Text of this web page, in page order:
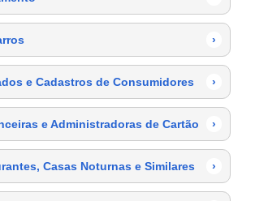
›
e Cadastros de Consumidores ›
e Administradoras de Cartão ›
Casas Noturnas e Similares ›